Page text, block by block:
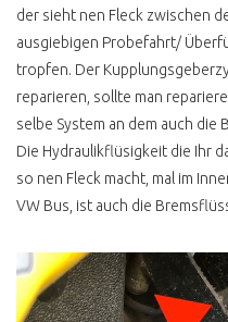
T3 SYNCRO 16 ZOLL
KAUFBERATUNG
T3 SYNCRO TÜV NEU
VISCO VS
ABSCHALTALLRAD
T3 SYNCRO
DOPPELKABINE 2.1
RESTAURATION
T3 SYNCRO EINFUHR
der sieht nen Fleck zwischen
ausgiebigen Probefahrt/
tropfen. Der
reparieren, sollte man
selbe System an dem auch die
Die Hydraulikflüsigkeit die Ihr
so nen Fleck macht, mal im
VW Bus, ist auch die